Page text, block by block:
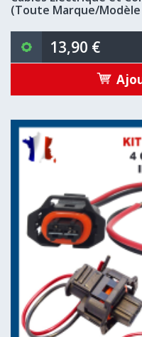
(Toute Marque/Modèle
13,90 €